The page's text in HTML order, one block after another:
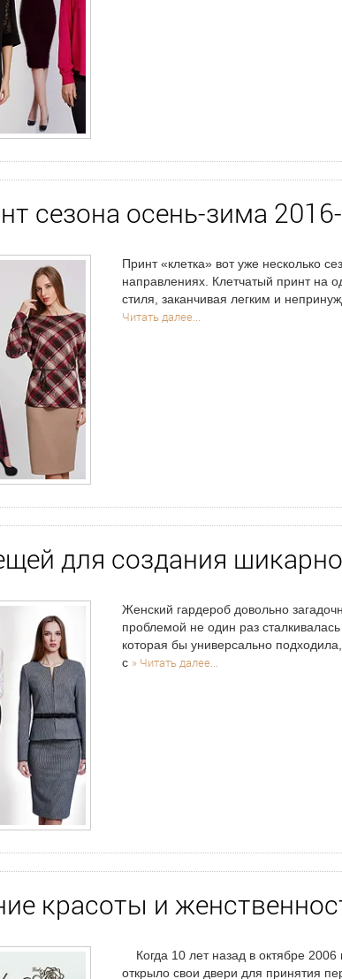
сезона осень-зима
Принт «клетка» вот уже несколько
направлениях. Клетчатый принт на
стиля, заканчивая легким и
Читать далее...
для создания
Женский гардероб довольно
проблемой не один раз
которая бы универсально
с » Читать далее...
красоты и
Когда 10 лет назад в октябре
открыло свои двери для принятия